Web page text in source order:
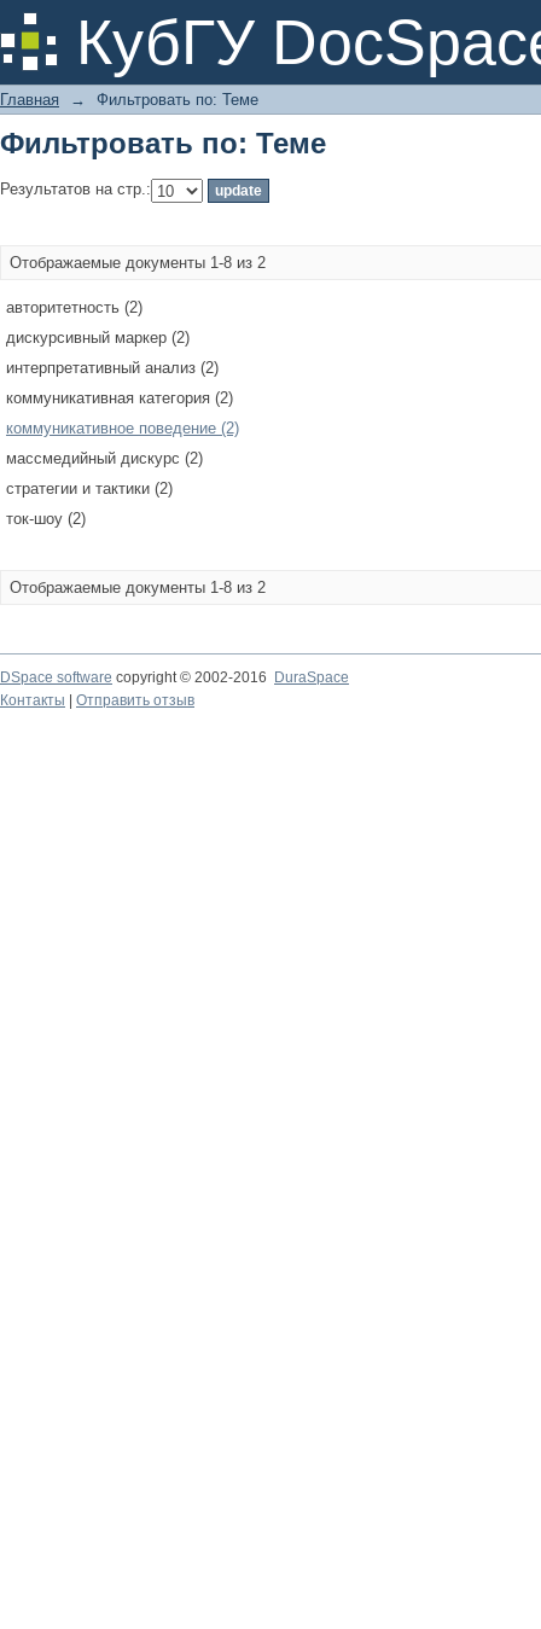
КубГУ
Фильтровать по: Теме
Главная → Фильтровать по: Теме
Фильтровать по: Теме
Результатов на стр.:
Отображаемые документы 1-8 из 2
авторитетность (2)
дискурсивный маркер (2)
интерпретативный анализ (2)
коммуникативная категория (2)
коммуникативное поведение (2)
массмедийный дискурс (2)
стратегии и тактики (2)
ток-шоу (2)
Отображаемые документы 1-8 из 2
DSpace software copyright © 2002-2016
DuraSpace
Контакты
Отправить отзыв